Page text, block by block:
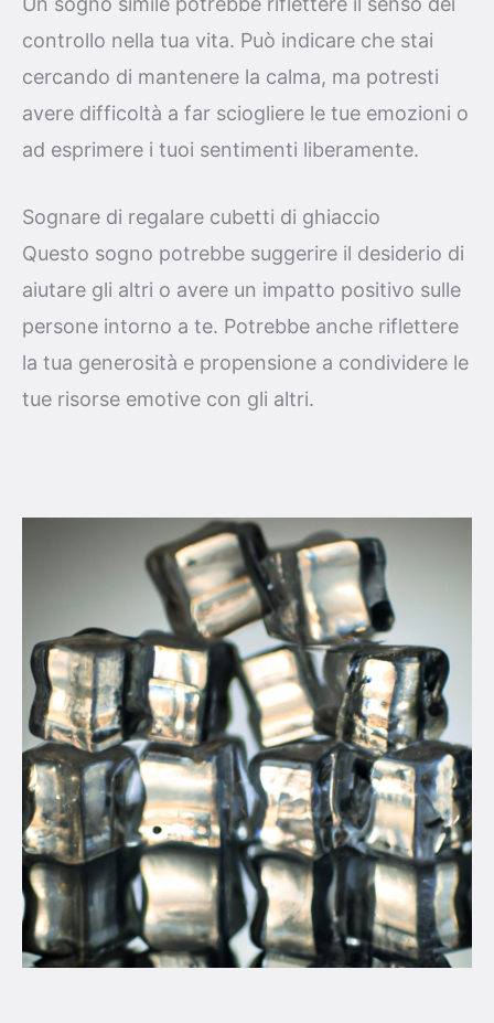
controllo nella tua vita. Può indicare che stai
cercando di mantenere la calma, ma potresti
avere difficoltà a far sciogliere le tue emozioni o
ad esprimere i tuoi sentimenti liberamente.
Sognare di regalare cubetti di ghiaccio
Questo sogno potrebbe suggerire il desiderio di
aiutare gli altri o avere un impatto positivo sulle
persone intorno a te. Potrebbe anche riflettere
la tua generosità e propensione a condividere le
tue risorse emotive con gli altri.